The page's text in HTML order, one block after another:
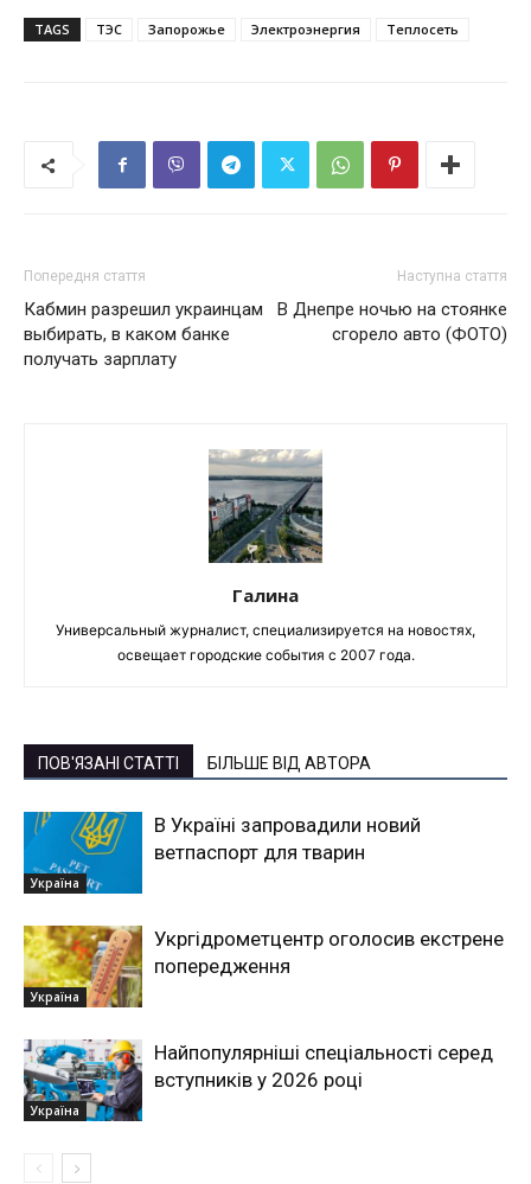
TAGS ТЭС Запорожье Электроэнергия Теплосеть
Попередня стаття
Кабмин разрешил украинцам
выбирать, в каком банке
получать зарплату
Наступна стаття
В Днепре ночью на стоянке
сгорело авто (ФОТО)
Галина
Универсальный журналист, специализируется на новостях,
освещает городские события с 2007 года.
ПОВ'ЯЗАНІ СТАТТІ БІЛЬШЕ ВІД АВТОРА
Україна
В Україні запровадили новий
ветпаспорт для тварин
Україна
Укргідрометцентр оголосив екстрене
попередження
Україна
Найпопулярніші спеціальності серед
вступників у 2026 році